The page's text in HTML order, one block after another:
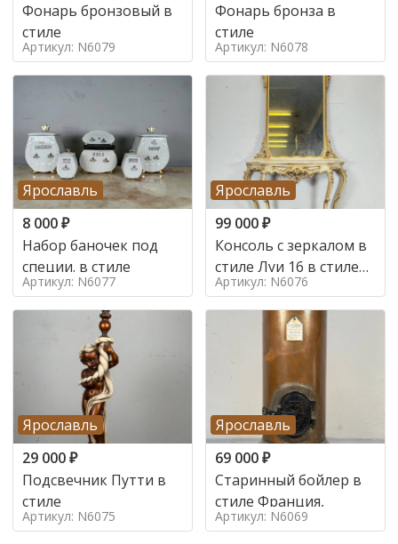
Фонарь бронзовый в
стиле
Артикул: N6079
Фонарь бронза в
стиле
Артикул: N6078
Ярославль
8 000₽
Набор баночек под
специи. в стиле
Артикул: N6077
Ярославль
99 000₽
Консоль с зеркалом в
стиле Луи 16 в стиле
Луи 16, Италия,
Артикул: N6076
Ярославль
29 000₽
Подсвечник Путти в
стиле
Артикул: N6075
Ярославль
69 000₽
Старинный бойлер в
стиле Франция,
Артикул: N6069